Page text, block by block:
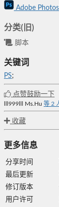
Adobe
分类(旧)
脚本
关键词
PS;
点赞鼓励一下
lll999lll Ms.Hu 等 2
收藏
更多信息
分享时间
最后更新
修订版本
用户许可